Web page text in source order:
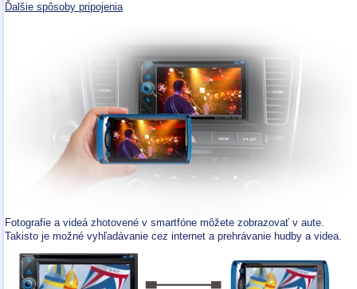
Ďalšie spôsoby pripojenia
Fotografie a videá zhotovené v smartfóne môžete zobrazovať v aute.
Takisto je možné vyhľadávanie cez internet a prehrávanie hudby a videa.